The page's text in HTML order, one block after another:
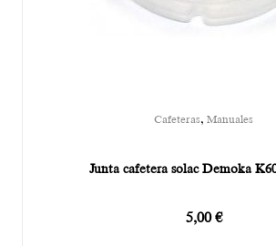
Cafeteras, Manuales
Junta cafetera solac Demoka
5,00€